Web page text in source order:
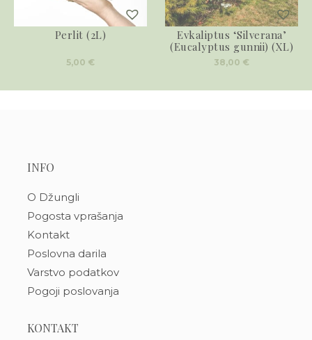
Perlit (2L)
5,00 €
Evkaliptus ‘Silverana’
(Eucalyptus gunnii) (XL)
38,00 €
INFO
O Džungli
Pogosta vprašanja
Kontakt
Poslovna darila
Varstvo podatkov
Pogoji poslovanja
KONTAKT